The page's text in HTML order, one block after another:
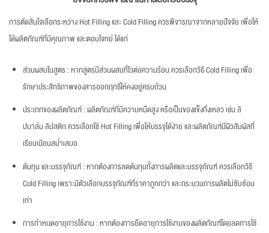
การตัดสินใจเลือกระหว่าง Hot Filling และ Cold Filling ควรพิจารณาจากหลายปัจจัย เพื่อให้
ได้ผลิตภัณฑ์ที่มีคุณภาพ และตอบโจทย์ ได้แก่
ส่วนผสมในสูตร : หากสูตรมีส่วนผสมที่ไวต่อความร้อน ควรเลือกวิธี Cold Filling เพื่อ
รักษาประสิทธิภาพของสารออกฤทธิ์ให้คงอยู่ครบถ้วน
ประเภทของผลิตภัณฑ์ : ผลิตภัณฑ์ที่มีความหนืดสูง หรือเป็นของแข็งกึ่งเหลว เช่น ลิ
ปบาล์ม ลิปสติก ควรเลือกใช้ Hot Filling เพื่อให้บรรจุได้ง่าย และผลิตภัณฑ์มีผิวสัมผัสที่
เรียบเนียนสม่ำเสมอ
ต้นทุน และบรรจุภัณฑ์ : หากต้องการลดต้นทุนทั้งการผลิตและบรรจุภัณฑ์ ควรเลือกวิธี
Cold Filling เพราะมีตัวเลือกบรรจุภัณฑ์ที่ราคาถูกกว่า และกระบวนการผลิตไม่ซับซ้อน
เท่า
การกำหนดอายุการใช้งาน : หากต้องการยืดอายุการใช้งานของผลิตภัณฑ์โดยลดการใช้